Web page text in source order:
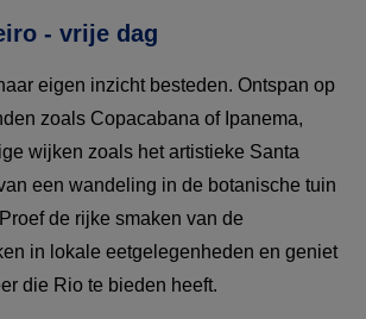
- vrije dag
eigen inzicht besteden. Ontspan op
zoals Copacabana of Ipanema,
wijken zoals het artistieke Santa
een wandeling in de botanische tuin
de rijke smaken van de
in lokale eetgelegenheden en geniet
die Rio te bieden heeft.